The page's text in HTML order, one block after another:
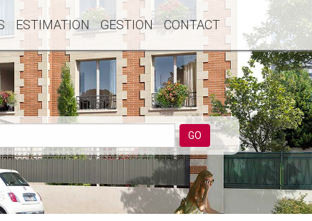
ESTIMATION GESTION CONTACT
GO